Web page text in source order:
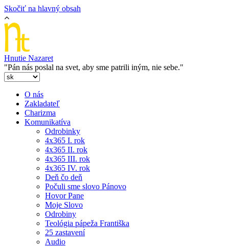
Skočiť na hlavný obsah
Hnutie Nazaret
"Pán nás poslal na svet, aby sme patrili iným, nie sebe."
O nás
Zakladateľ
Charizma
Komunikatíva
Odrobinky
4x365 I. rok
4x365 II. rok
4x365 III. rok
4x365 IV. rok
Deň čo deň
Počuli sme slovo Pánovo
Hovor Pane
Moje Slovo
Odrobiny
Teológia pápeža Františka
25 zastavení
Audio